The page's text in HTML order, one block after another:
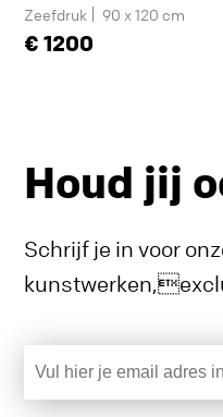
Zeefdruk 90 x 120 cm
1200
Houd jij
Schrijf je in voor